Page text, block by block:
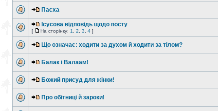
Пасха
Ісусова відповідь щодо посту
[ На сторінку: 1 2 3 4 ]
Що означає: ходити за духом й ходити за тілом?
Балак і Валаам!
Божий присуд для жінки!
Про обітниці й зароки!